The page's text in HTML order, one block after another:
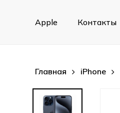
Apple Контакты
Главная iPhone